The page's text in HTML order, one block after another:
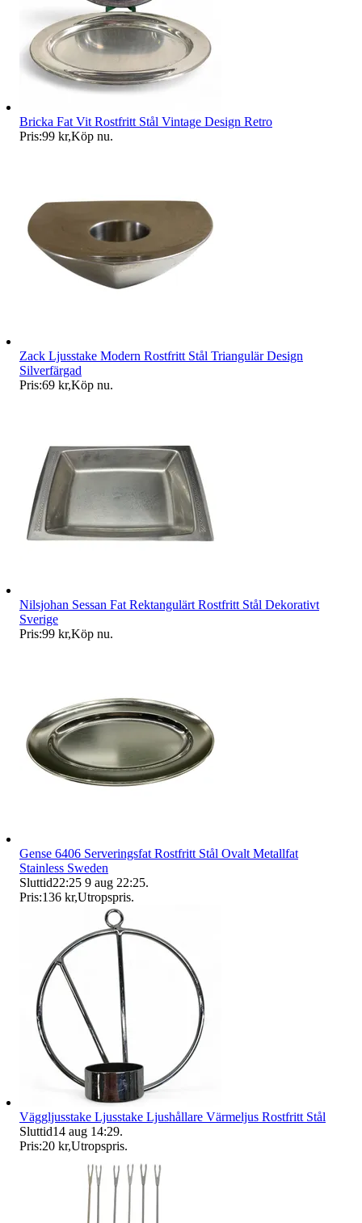
Bricka Fat Vit Rostfritt Stål Vintage Design Retro
Pris:99 kr,Köp nu.
Zack Ljusstake Modern Rostfritt Stål Triangulär Design
Silverfärgad
Pris:69 kr,Köp nu.
Nilsjohan Sessan Fat Rektangulärt Rostfritt Stål Dekorativt
Sverige
Pris:99 kr,Köp nu.
Gense 6406 Serveringsfat Rostfritt Stål Ovalt Metallfat
Stainless Sweden
Sluttid22:25 9 aug 22:25.
Pris:136 kr,Utropspris.
Väggljusstake Ljusstake Ljushållare Värmeljus Rostfritt Stål
Sluttid14 aug 14:29.
Pris:20 kr,Utropspris.